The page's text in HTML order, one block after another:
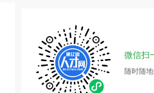
微信扫
随时随